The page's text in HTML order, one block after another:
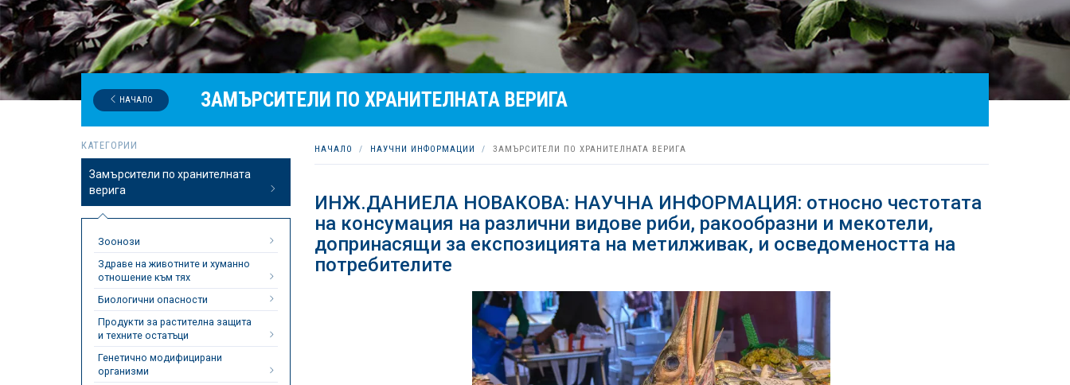
ЗАМЪРСИТЕЛИ ПО ХРАНИТЕЛНАТА ВЕРИГА
НАЧАЛО
КАТЕГОРИИ
Замърсители по хранителната
верига
Зоонози
Здраве на животните и хуманно
отношение към тях
Биологични опасности
Продукти за растителна защита
и техните остатъци
Генетично модифицирани
организми
НАЧАЛО НАУЧНИ ИНФОРМАЦИИ ЗАМЪРСИТЕЛИ ПО ХРАНИТЕЛНАТА ВЕРИГА
ИНЖ.ДАНИЕЛА НОВАКОВА: НАУЧНА ИНФОРМАЦИЯ: относно честотата
на консумация на различни видове риби, ракообразни и мекотели,
допринасящи за експозицията на метилживак, и осведомеността на
потребителите